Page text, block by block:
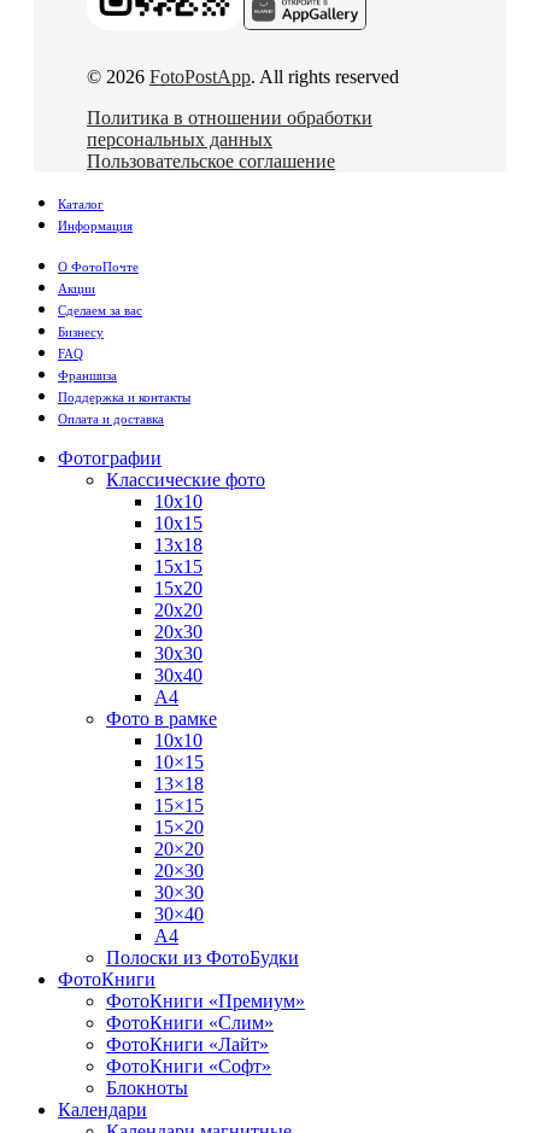
© 2026 FotoPostApp. All rights reserved
Политика в отношении обработки
персональных данных
Пользовательское соглашение
Каталог
Информация
О ФотоПочте
Акции
Сделаем за вас
Бизнесу
FAQ
Франшиза
Поддержка и контакты
Оплата и доставка
Фотографии
Классические фото
10х10
10х15
13х18
15х15
15х20
20х20
20х30
30х30
30х40
А4
Фото в рамке
10х10
10×15
13×18
15×15
15×20
20×20
20×30
30×30
30×40
A4
Полоски из ФотоБудки
ФотоКниги
ФотоКниги «Премиум»
ФотоКниги «Слим»
ФотоКниги «Лайт»
ФотоКниги «Софт»
Блокноты
Календари